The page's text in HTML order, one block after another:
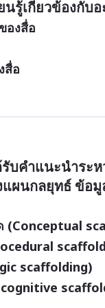
รู้เกี่ยวข้องกับอ
องสื่อ
สื่อ
คำแนะนำระ
ผนกลยุทธ์ ข้อ
(Conceptual
scaffolding)